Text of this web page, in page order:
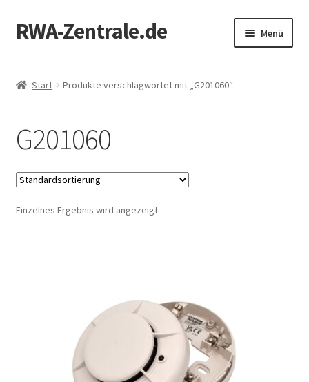
Zur
Navigation
Zum
Inhalt
RWA-Zentrale.de Menü
Zertifizierung
Mein Konto
Kontakt
Start Produkte verschlagwortet mit „G201060“
G201060
Einzelnes Ergebnis wird angezeigt